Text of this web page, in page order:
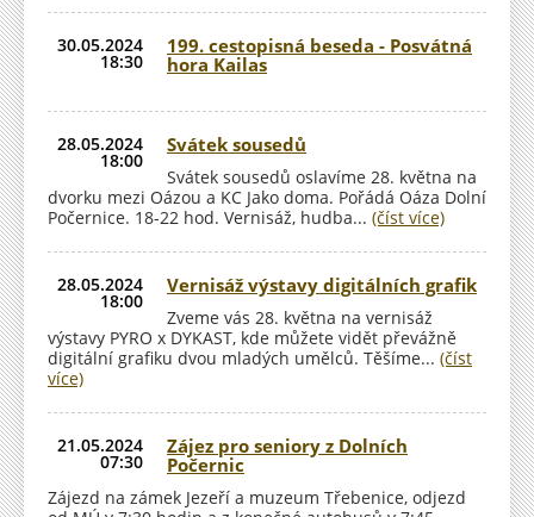
30.05.2024
18:30
199. cestopisná beseda - Posvátná
hora Kailas
28.05.2024
18:00
Svátek sousedů
Svátek sousedů oslavíme 28. května na
dvorku mezi Oázou a KC Jako doma. Pořádá Oáza Dolní
Počernice. 18-22 hod. Vernisáž, hudba... (číst více)
28.05.2024
18:00
Vernisáž výstavy digitálních grafik
Zveme vás 28. května na vernisáž
výstavy PYRO x DYKAST, kde můžete vidět převážně
digitální grafiku dvou mladých umělců. Těšíme... (číst
více)
21.05.2024
07:30
Zájez pro seniory z Dolních
Počernic
Zájezd na zámek Jezeří a muzeum Třebenice, odjezd